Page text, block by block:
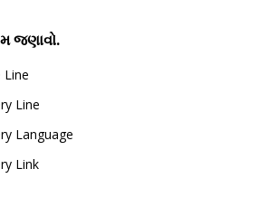
જણાવો.
Line
Line
Language
Link